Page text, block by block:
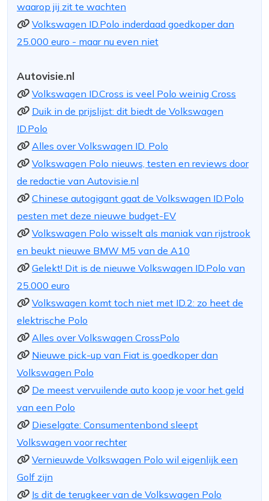
waarop jij zit te wachten
Volkswagen ID.Polo inderdaad goedkoper dan
25.000 euro - maar nu even niet
Autovisie.nl
Volkswagen ID.Cross is veel Polo weinig Cross
Duik in de prijslijst: dit biedt de Volkswagen
ID.Polo
Alles over Volkswagen ID. Polo
Volkswagen Polo nieuws, testen en reviews door
de redactie van Autovisie.nl
Chinese autogigant gaat de Volkswagen ID.Polo
pesten met deze nieuwe budget-EV
Volkswagen Polo wisselt als maniak van rijstrook
en beukt nieuwe BMW M5 van de A10
Gelekt! Dit is de nieuwe Volkswagen ID.Polo van
25.000 euro
Volkswagen komt toch niet met ID.2: zo heet de
elektrische Polo
Alles over Volkswagen CrossPolo
Nieuwe pick-up van Fiat is goedkoper dan
Volkswagen Polo
De meest vervuilende auto koop je voor het geld
van een Polo
Dieselgate: Consumentenbond sleept
Volkswagen voor rechter
Vernieuwde Volkswagen Polo wil eigenlijk een
Golf zijn
Is dit de terugkeer van de Volkswagen Polo